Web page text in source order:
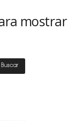
mostrar